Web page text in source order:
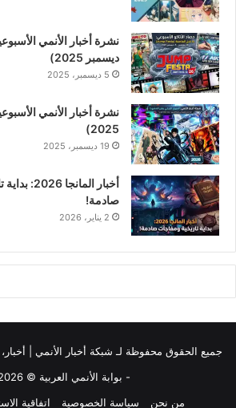
ديسمبر 2025)
5 ديسمبر، 2025
2025)
19 ديسمبر، 2025
أخبار
صادمة!
2 يناير، 2026
جميع الحقوق محفوظة لـ شبكة أخبار الأنمي |
- بوابة الأنمي العربية © 2026
من نحن
سياسة الخصوصية اتفاقية